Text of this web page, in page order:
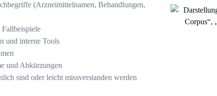
(Arzneimittelnamen, Behandlungen,
Fallbeispiele
und interne Tools
und Abkürzungen
sind oder leicht missverstanden werden